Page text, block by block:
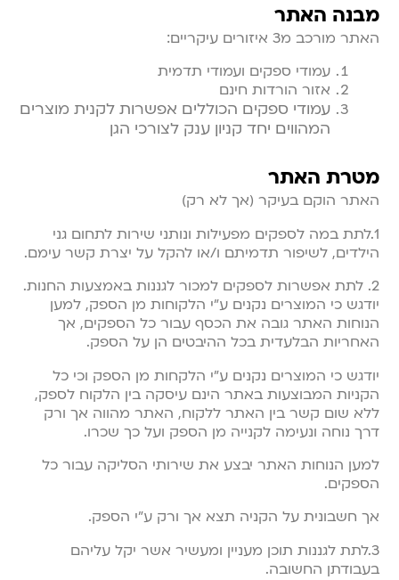
מבנה האתר
האתר מורכב מ3 איזורים עיקריים:
עמודי ספקים ועמודי תדמית
אזור הורדות חינם
עמודי ספקים הכוללים אפשרות לקנית מוצרים
המהווים יחד קניון ענק לצורכי הגן
מטרת האתר
האתר הוקם בעיקר (אך לא רק)
1.לתת במה לספקים מפעילות ונותני שירות לתחום גני
הילדים, לשיפור תדמיתם ו/או להקל על יצרת קשר עימם.
2. לתת אפשרות לספקים למכור לגננות באמצעות החנות.
יודגש כי המוצרים נקנים ע”י הלקוחות מן הספק, למען
הנוחות האתר גובה את הכסף עבור כל הספקים, אך
האחריות הבלעדית בכל ההיבטים הן על הספק.
יודגש כי המוצרים נקנים ע”י הלקחות מן הספק וכי כל
הקניות המבוצעות באתר הינם עיסקה בין הלקוח לספק,
ללא שום קשר בין האתר ללקוח, האתר מהווה אך ורק
דרך נוחה ונעימה לקנייה מן הספק ועל כך שכרו.
למען הנוחות האתר יבצע את שירותי הסליקה עבור כל
הספקים.
אך חשבונית על הקניה תצא אך ורק ע”י הספק.
3.לתת לגננות תוכן מעניין ומעשיר אשר יקל עליהם
בעבודתן החשובה.